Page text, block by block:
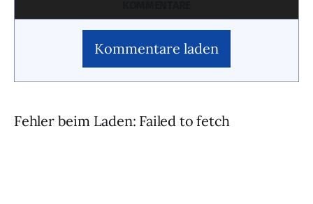
Kommentare laden
Fehler beim Laden: Failed to fetch